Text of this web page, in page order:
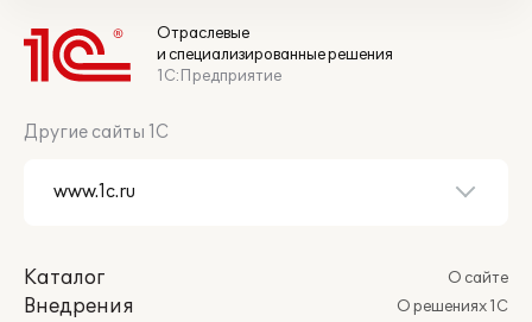
Отраслевые
и специализированные решения
1С:Предприятие
Другие сайты 1С
Каталог
Внедрения
О сайте
О решениях 1С